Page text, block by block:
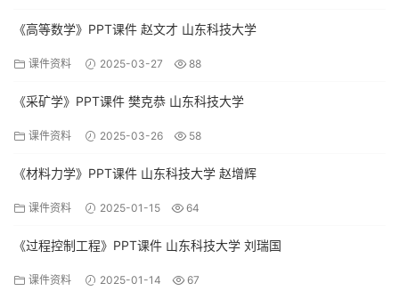
《高等数学》PPT课件 赵文才 山东科技大学
课件资料 2025-03-27 88
《采矿学》PPT课件 樊克恭 山东科技大学
课件资料 2025-03-26 58
《材料力学》PPT课件 山东科技大学 赵增辉
课件资料 2025-01-15 64
《过程控制工程》PPT课件 山东科技大学 刘瑞国
课件资料 2025-01-14 67